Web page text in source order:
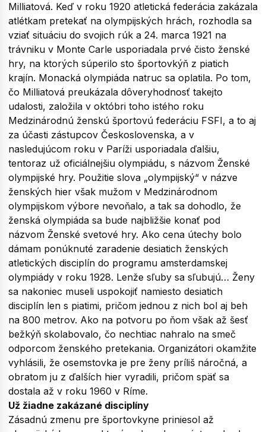
Milliatová. Keď v roku 1920 atletická federácia zakázala
atlétkam pretekať na olympijských hrách, rozhodla sa
vziať situáciu do svojich rúk a 24. marca 1921 na
trávniku v Monte Carle usporiadala prvé čisto ženské
hry, na ktorých súperilo sto športovkýň z piatich
krajín. Monacká olympiáda natruc sa oplatila. Po tom,
čo Milliatová preukázala dôveryhodnosť takejto
udalosti, založila v októbri toho istého roku
Medzinárodnú ženskú športovú federáciu FSFI, a to aj
za účasti zástupcov Československa, a v
nasledujúcom roku v Paríži usporiadala ďalšiu,
tentoraz už oficiálnejšiu olympiádu, s názvom Ženské
olympijské hry. Použitie slova „olympijský“ v názve
ženských hier však mužom v Medzinárodnom
olympijskom výbore nevoňalo, a tak sa dohodlo, že
ženská olympiáda sa bude najbližšie konať pod
názvom Ženské svetové hry. Ako cena útechy bolo
dámam ponúknuté zaradenie desiatich ženských
atletických disciplín do programu amsterdamskej
olympiády v roku 1928. Lenže sľuby sa sľubujú… Ženy
sa nakoniec museli uspokojiť namiesto desiatich
disciplín len s piatimi, pričom jednou z nich bol aj beh
na 800 metrov. Ako na potvoru po ňom však až šesť
bežkýň skolabovalo, čo nechtiac nahralo na smeč
odporcom ženského pretekania. Organizátori okamžite
vyhlásili, že osemstovka je pre ženy príliš náročná, a
obratom ju z ďalších hier vyradili, pričom späť sa
dostala až v roku 1960 v Ríme.
Už žiadne zakázané disciplíny
Zásadnú zmenu pre športovkyne priniesol až